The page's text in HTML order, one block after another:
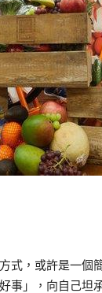
式，或許是一
事」，向自己坦